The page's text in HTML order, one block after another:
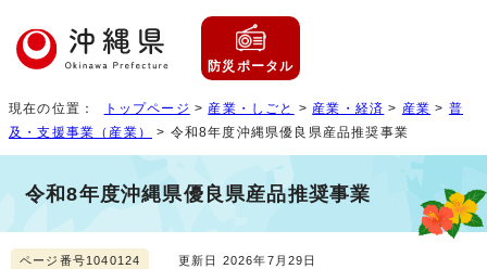
防災ポータル
現在の位置： トップページ > 産業・しごと > 産業・経済 > 産業 > 普
及・支援事業（産業）
> 令和8年度沖縄県優良県産品推奨事業
令和8年度沖縄県優良県産品推奨事業
ページ番号1040124 更新日 2026年7月29日